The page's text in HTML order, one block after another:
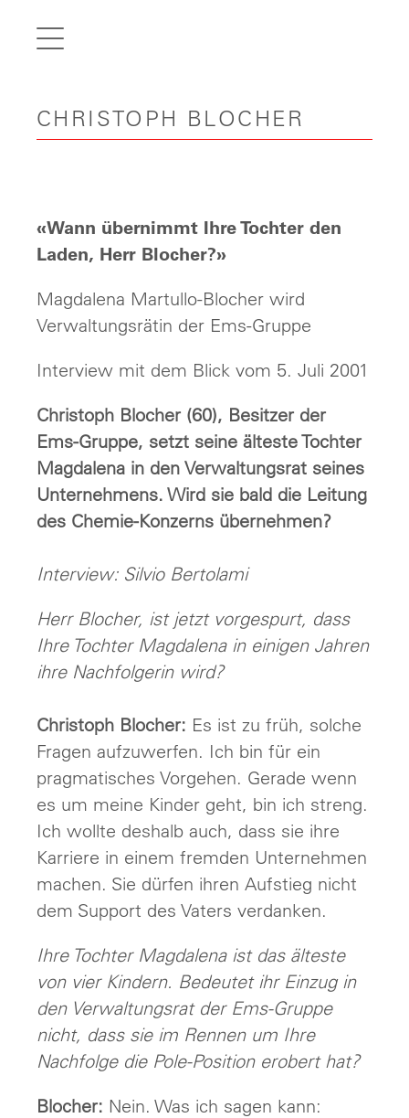
CHRISTOPH BLOCHER
en
Home
Gallery
Carreer
Contact
«Wann übernimmt Ihre Tochter den
Laden, Herr Blocher?»
Magdalena Martullo-Blocher wird
Verwaltungsrätin der Ems-Gruppe
Interview mit dem Blick vom 5. Juli 2001
Christoph Blocher (60), Besitzer der
Ems-Gruppe, setzt seine älteste Tochter
Magdalena in den Verwaltungsrat seines
Unternehmens. Wird sie bald die Leitung
des Chemie-Konzerns übernehmen?
Interview: Silvio Bertolami
Herr Blocher, ist jetzt vorgespurt, dass
Ihre Tochter Magdalena in einigen Jahren
ihre Nachfolgerin wird?
Christoph Blocher: Es ist zu früh, solche
Fragen aufzuwerfen. Ich bin für ein
pragmatisches Vorgehen. Gerade wenn
es um meine Kinder geht, bin ich streng.
Ich wollte deshalb auch, dass sie ihre
Karriere in einem fremden Unternehmen
machen. Sie dürfen ihren Aufstieg nicht
dem Support des Vaters verdanken.
Ihre Tochter Magdalena ist das älteste
von vier Kindern. Bedeutet ihr Einzug in
den Verwaltungsrat der Ems-Gruppe
nicht, dass sie im Rennen um Ihre
Nachfolge die Pole-Position erobert hat?
Blocher: Nein. Was ich sagen kann: